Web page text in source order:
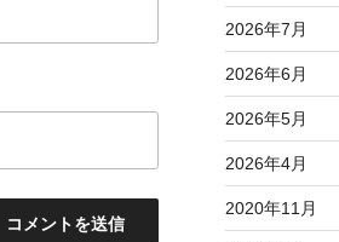
2026年7月
2026年6月
2026年5月
2026年4月
2020年11月